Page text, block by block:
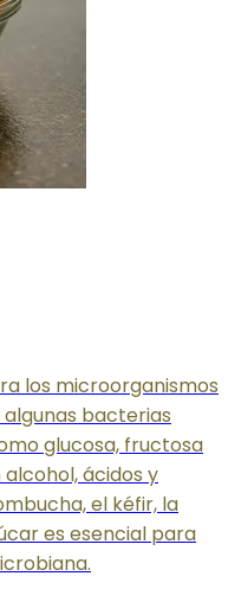
los microorganismos
bacterias
glucosa, fructosa
ácidos y
el kéfir, la
es esencial para